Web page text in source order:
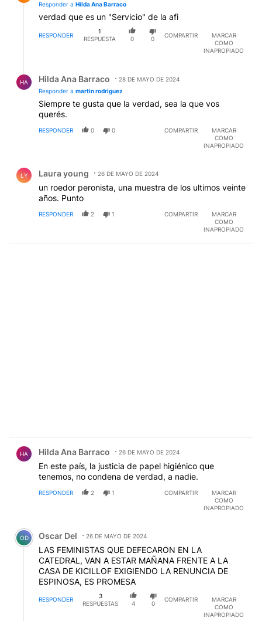
Responder a Hilda Ana Barraco
verdad que es un "Servicio" de la afi
RESPONDER
1
RESPUESTA
0 0
COMPARTIR
MARCAR
COMO
INAPROPIADO
HA Hilda Ana Barraco
28 DE MAYO DE 2024
Responder a martin rodriguez
Siempre te gusta que la verdad, sea la que vos
querés.
RESPONDER 0 0 COMPARTIR
MARCAR
COMO
INAPROPIADO
LY Laura young 26 DE MAYO DE 2024
un roedor peronista, una muestra de los ultimos veinte
años. Punto
RESPONDER 2 1 COMPARTIR
MARCAR
COMO
INAPROPIADO
HA Hilda Ana Barraco 26 DE MAYO DE 2024
En este país, la justicia de papel higiénico que
tenemos, no condena de verdad, a nadie.
RESPONDER 2 1 COMPARTIR
MARCAR
COMO
INAPROPIADO
Comentario de Oscar Del.
OD Oscar Del 26 DE MAYO DE 2024
LAS FEMINISTAS QUE DEFECARON EN LA
CATEDRAL, VAN A ESTAR MAÑANA FRENTE A LA
CASA DE KICILLOF EXIGIENDO LA RENUNCIA DE
ESPINOSA, ES PROMESA
RESPONDER
3
RESPUESTAS
4 0
COMPARTIR
MARCAR
COMO
INAPROPIADO